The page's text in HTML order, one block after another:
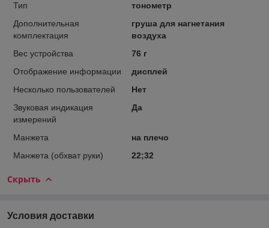
Тип
тонометр
Дополнительная
комплектация
груша для нагнетания
воздуха
Вес устройства
76 г
Отображение информации
дисплей
Несколько пользователей
Нет
Звуковая индикация
измерений
Да
Манжета
на плечо
Манжета (обхват руки)
22;32
Скрыть
Условия доставки